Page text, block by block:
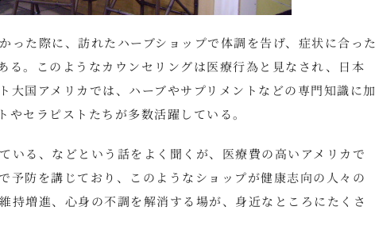
た際に、訪れたハーブショップで体調を告げ、症状に合った
る。このようなカウンセリングは医療行為と見なされ、日本
国アメリカでは、ハーブやサプリメントなどの専門知識に加
セラピストたちが多数活躍している。
いる、などという話をよく聞くが、医療費の高いアメリカで
予防を講じており、このようなショップが健康志向の人々の
持増進、心身の不調を解消する場が、身近なところにたくさ